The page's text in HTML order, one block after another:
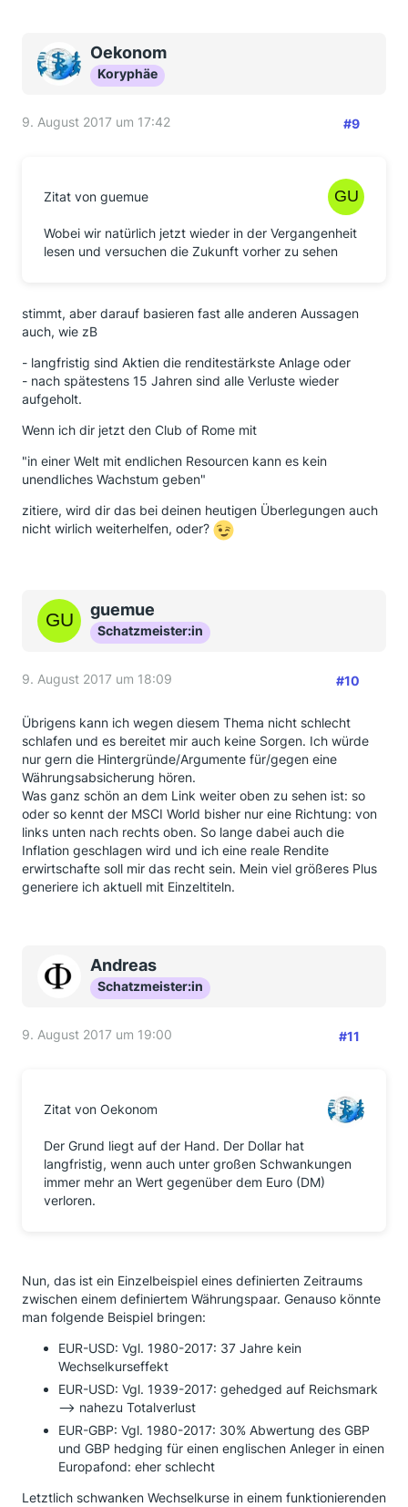
Oekonom
Koryphäe
9. August 2017 um 17:42 #9
Zitat von guemue
Wobei wir natürlich jetzt wieder in der Vergangenheit
lesen und versuchen die Zukunft vorher zu sehen
stimmt, aber darauf basieren fast alle anderen Aussagen
auch, wie zB
- langfristig sind Aktien die renditestärkste Anlage oder
- nach spätestens 15 Jahren sind alle Verluste wieder
aufgeholt.
Wenn ich dir jetzt den Club of Rome mit
"in einer Welt mit endlichen Resourcen kann es kein
unendliches Wachstum geben"
zitiere, wird dir das bei deinen heutigen Überlegungen auch
nicht wirlich weiterhelfen, oder?
guemue
Schatzmeister:in
9. August 2017 um 18:09 #10
Übrigens kann ich wegen diesem Thema nicht schlecht
schlafen und es bereitet mir auch keine Sorgen. Ich würde
nur gern die Hintergründe/Argumente für/gegen eine
Währungsabsicherung hören.
Was ganz schön an dem Link weiter oben zu sehen ist: so
oder so kennt der MSCI World bisher nur eine Richtung: von
links unten nach rechts oben. So lange dabei auch die
Inflation geschlagen wird und ich eine reale Rendite
erwirtschafte soll mir das recht sein. Mein viel größeres Plus
generiere ich aktuell mit Einzeltiteln.
Andreas
Schatzmeister:in
9. August 2017 um 19:00 #11
Zitat von Oekonom
Der Grund liegt auf der Hand. Der Dollar hat
langfristig, wenn auch unter großen Schwankungen
immer mehr an Wert gegenüber dem Euro (DM)
verloren.
Nun, das ist ein Einzelbeispiel eines definierten Zeitraums
zwischen einem definiertem Währungspaar. Genauso könnte
man folgende Beispiel bringen:
EUR-USD: Vgl. 1980-2017: 37 Jahre kein
Wechselkurseffekt
EUR-USD: Vgl. 1939-2017: gehedged auf Reichsmark
--> nahezu Totalverlust
EUR-GBP: Vgl. 1980-2017: 30% Abwertung des GBP
und GBP hedging für einen englischen Anleger in einen
Europafond: eher schlecht
Letztlich schwanken Wechselkurse in einem funktionierenden